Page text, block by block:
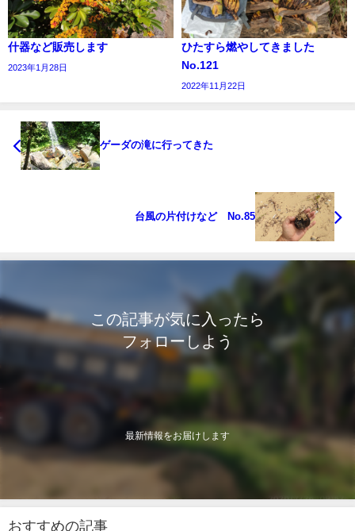
什器など販売します
2023年1月28日
ひたすら燃やしてきました
No.121
2022年11月22日
ゲーダの滝に行ってきた
台風の片付けなど No.85
この記事が気に入ったら
フォローしよう
最新情報をお届けします
おすすめの記事